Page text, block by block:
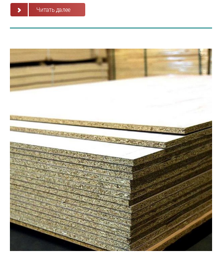
Читать далее